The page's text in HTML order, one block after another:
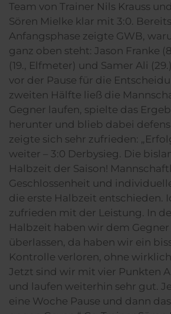
Team von Trainer Nils Krauss
Sören Mielke klar mit 3:0.
Anfangsphase zeigte GWB,
ganz oben steht: Jason Franke
(19., Elfmeter) und Samer Ali
vor der Pause für die
zweiten Hälfte ließ die
Gegner laufen, spielte das
herunter und blieb dabei
zeigte sich sehr zufrieden:
weiter – 3:0 Derbysieg. Die
Halbzeit der Saison!
Geschlossenheit und
die erste Halbzeit entschieden.
zufrieden mit der Leistung. In
Halbzeit haben wir dem Gegner
überlassen, da haben wir ein
Kontrolle verloren, ohne
Jetzt sind wir mit vier Punkten
und laufen weiterhin sehr gut.
eine Woche Pause und dann